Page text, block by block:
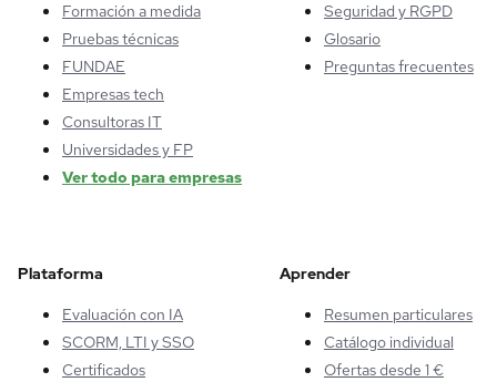
Formación a medida
Pruebas técnicas
FUNDAE
Empresas tech
Consultoras IT
Universidades y FP
Ver todo para empresas
Seguridad y RGPD
Glosario
Preguntas frecuentes
Plataforma
Evaluación con IA
SCORM, LTI y SSO
Certificados
Aprender
Resumen particulares
Catálogo individual
Ofertas desde 1 €